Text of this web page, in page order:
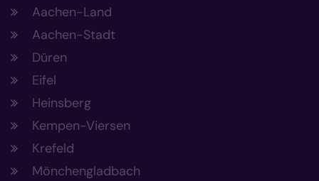
Aachen-Land
Aachen-Stadt
Düren
Eifel
Heinsberg
Kempen-Viersen
Krefeld
Mönchengladbach